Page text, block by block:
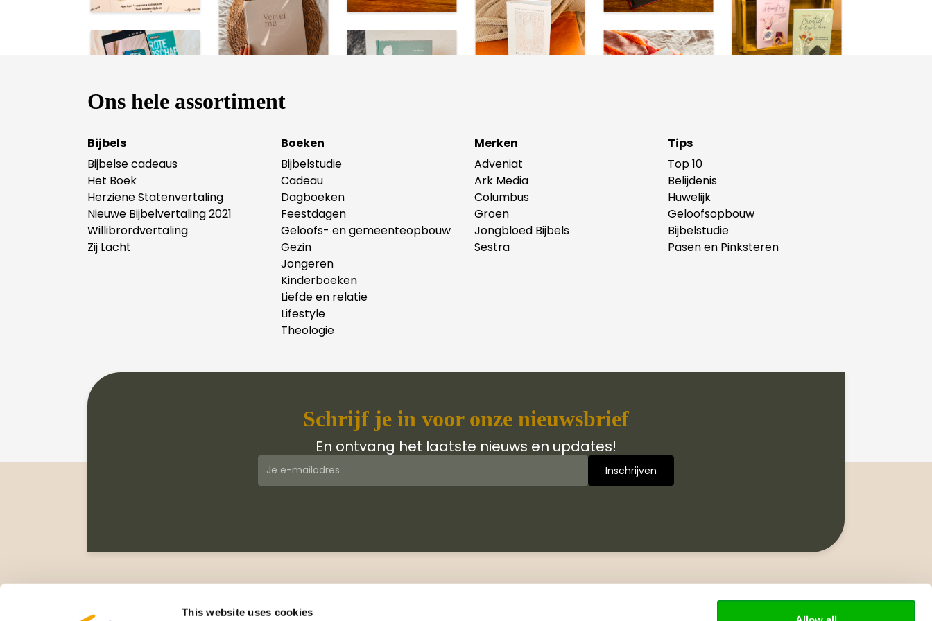
This website uses cookies
Ons hele assortiment
Bijbels
Bijbelse cadeaus
Het Boek
Herziene Statenvertaling
Nieuwe Bijbelvertaling 2021
Willibrordvertaling
Zij Lacht
Boeken
Bijbelstudie
Cadeau
Dagboeken
Feestdagen
Geloofs- en gemeenteopbouw
Gezin
Jongeren
Kinderboeken
Liefde en relatie
Lifestyle
Theologie
Merken
Adveniat
Ark Media
Columbus
Groen
Jongbloed Bijbels
Sestra
Tips
Top 10
Belijdenis
Huwelijk
Geloofsopbouw
Bijbelstudie
Pasen en Pinksteren
Schrijf je in voor onze nieuwsbrief
En ontvang het laatste nieuws en updates!
Veelgestelde vragen
Wie zijn wij